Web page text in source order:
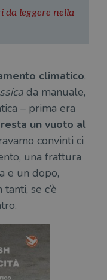
da leggere nella
climatico.
da manuale,
– prima era
resta un vuoto al
convinti ci
una frattura
e un dopo,
se c’è